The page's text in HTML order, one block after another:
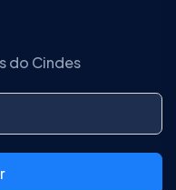
do Cindes